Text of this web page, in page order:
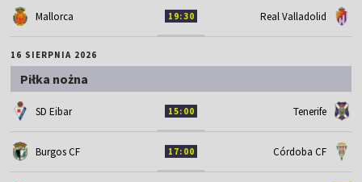
Mallorca 19:30 Real Valladolid
16 SIERPNIA 2026
Piłka nożna
SD Eibar 15:00 Tenerife
Burgos CF 17:00 Córdoba CF